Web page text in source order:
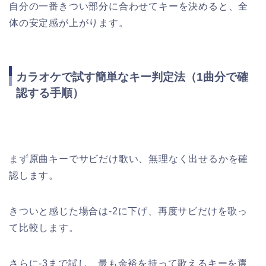
自分の一番きつい部分に合わせてキーを決めると、全
体の安定感が上がります。
カラオケで試す簡単なキー判定法（1曲分で確
認する手順）
まず原曲キーでサビだけ歌い、無理なく出せるかを確
認します。
きついと感じた場合は-2に下げ、再度サビだけを歌っ
て比較します。
さらに-3まで試し、最も余裕を持って歌えるキーを選